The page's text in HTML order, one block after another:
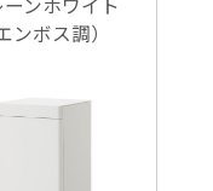
ンボス調）